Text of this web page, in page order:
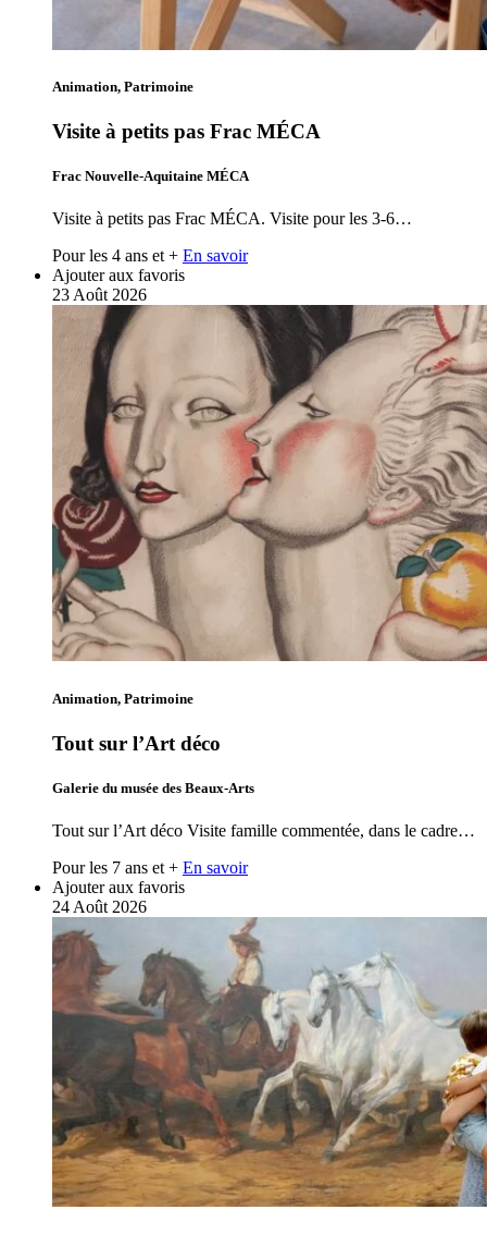
Animation, Patrimoine
Visite à petits pas Frac MÉCA
Frac Nouvelle-Aquitaine MÉCA
Visite à petits pas Frac MÉCA. Visite pour les 3-6…
Pour les 4 ans et + En savoir
Ajouter aux favoris
23 Août 2026
Animation, Patrimoine
Tout sur l’Art déco
Galerie du musée des Beaux-Arts
Tout sur l’Art déco Visite famille commentée, dans le cadre…
Pour les 7 ans et + En savoir
Ajouter aux favoris
24 Août 2026